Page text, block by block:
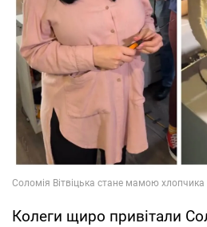
Колеги щиро привітали